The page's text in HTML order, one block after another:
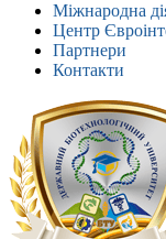
Міжнародна
Центр
Партнери
Контакти